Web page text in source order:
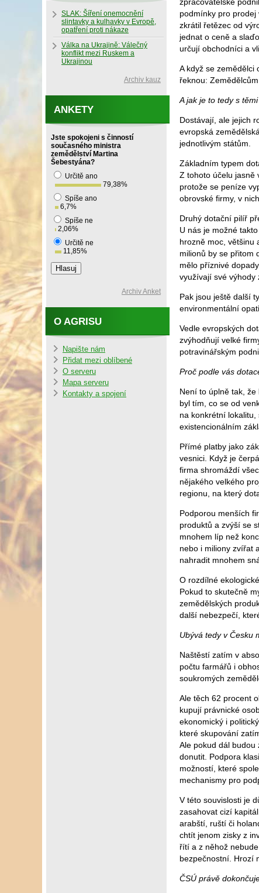
podmínky pro
zkrátil řetězec od
jednat o ceně a
určují obchodníci a
A když se zemědělci
řeknou:
A jak je to tedy s
Dostávají, ale jejich
evropská
jednotlivým státům.
Základním typem
Z tohoto účelu jasně
protože se peníze
obrovské firmy, v
Druhý dotační pilíř
U nás je možné
hrozně moc, většinu
milionů by se přitom
mělo příznivé
využívají své výhody
Pak jsou ještě další
environmentální
Vedle evropských
zvýhodňují velké
potravinářským
Proč podle vás
Není to úplně tak,
byl tím, co se od
na konkrétní
existencionálním
Přímé platby jako
vesnici. Když je
firma shromáždí
nějakého velkého
regionu, na který
Podporou menších
produktů a zvýší se
mnohem líp než
nebo i miliony zvířat
nahradit mnohem
O rozdílné
Pokud to skutečně
zemědělských
další nebezpečí,
Ubývá tedy v Česku
Naštěstí zatím v
počtu farmářů i
soukromých
Ale těch 62 procent
kupují právnické
ekonomický i
které skupování
Ale pokud dál budou
donutit. Podpora
možností, které
mechanismy pro
V této souvislosti je
zasahovat cizí
arabští, ruští či
chtít jenom zisky z
řítí a z něhož
bezpečnostní. Hrozí
ČSÚ právě
SLAK: Šíření onemocnění
slintavky a kulhavky v Evropě,
opatření proti nákaze
Válka na Ukrajině: Válečný
konflikt mezi Ruskem a
Ukrajinou
Archiv kauz
ANKETY
Jste spokojeni s činností
současného ministra
zemědělství Martina
Šebestyána?
Určitě ano
79,38%
Spíše ano
6,7%
Spíše ne
2,06%
Určitě ne
11,85%
Archiv Anket
O AGRISU
Napište nám
Přidat mezi oblíbené
O serveru
Mapa serveru
Kontakty a spojení